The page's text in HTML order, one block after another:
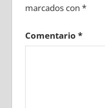
marcados con *
Comentario *